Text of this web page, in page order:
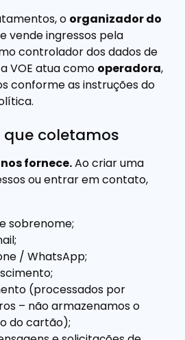
o organizador do
vende ingressos pela
controlador dos dados de
VOE atua como operadora,
conforme as instruções do
coletamos
fornece.Ao criar uma
ou entrar em contato,
sobrenome;
/ WhatsApp;
(processados por
– não armazenamos o
do cartão);